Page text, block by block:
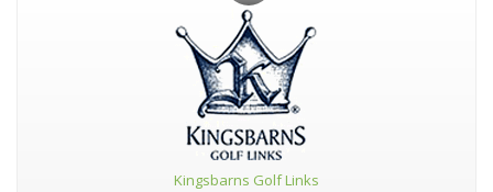
Kingsbarns Golf Links